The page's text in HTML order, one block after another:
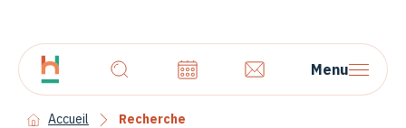
Menu
Accueil Recherche